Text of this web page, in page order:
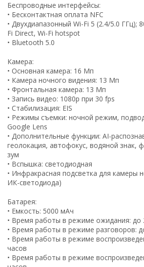
Беспроводные интерфейсы:
• Бесконтактная оплата NFC
• Двухдиапазонный Wi-Fi 5 (2.4/5.0 ГГц);
Fi Direct, Wi-Fi hotspot
• Bluetooth 5.0
Камера:
• Основная камера: 16 Мп
• Камера ночного видения: 13 Мп
• Фронтальная камера: 13 Мп
• Запись видео: 1080p при 30 fps
• Стабилизация: EIS
• Режимы съемки: ночной режим,
Google Lens
• Дополнительные функции: AI-
геолокация, автофокус, водяной знак,
зум
• Вспышка: светодиодная
• Инфракрасная подсветка для камеры
ИК-светодиода)
Батарея:
• Емкость: 5000 мАч
• Время работы в режиме ожидания: до
• Время работы в режиме разговоров:
• Время работы в режиме
часов
• Время работы в режиме